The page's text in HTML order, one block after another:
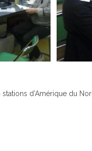
d’Amérique du